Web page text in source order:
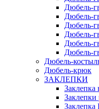
Дюбель-
Дюбель-
Дюбель-
Дюбель-
Дюбель-
Дюбель-
Дюбель-
Дюбель-крюк
ЗАКЛЕПКИ
Заклепки